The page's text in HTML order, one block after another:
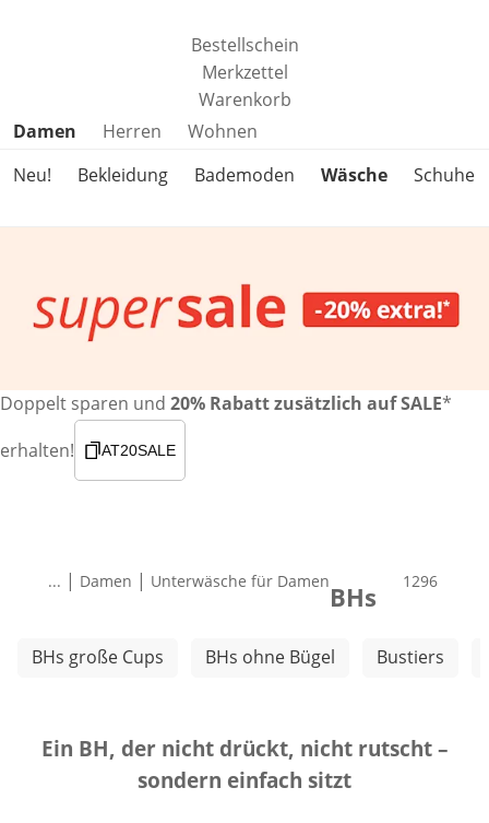
Bestellschein
Merkzettel
Warenkorb
Produktkategorien überspringen
Damen Herren
Wohnen
Neu!
Bekleidung Bademoden Wäsche Schuhe
Doppelt sparen und 20% Rabatt zusätzlich auf SALE*
erhalten!
AT20SALE
... | Damen | Unterwäsche für DamenBHs Produkte
1296
Weitere Kategorien überspringen
BHs große Cups BHs ohne Bügel Bustiers
Ein BH, der nicht drückt, nicht rutscht –
sondern einfach sitzt